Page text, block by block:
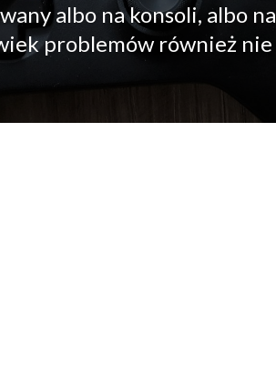
albo na konsoli, albo
problemów również